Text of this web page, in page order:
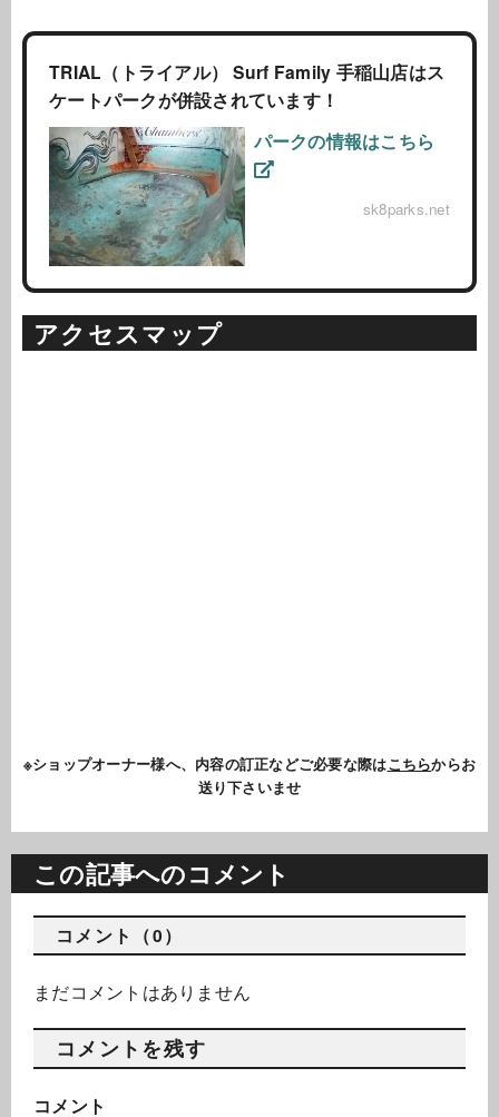
TRIAL（トライアル） Surf Family 手稲山店はス
ケートパークが併設されています！
パークの情報はこちら
sk8parks.net
アクセスマップ
※ショップオーナー様へ、内容の訂正などご必要な際はこちらからお
送り下さいませ
この記事へのコメント
コメント（0）
まだコメントはありません
コメントを残す
コメント